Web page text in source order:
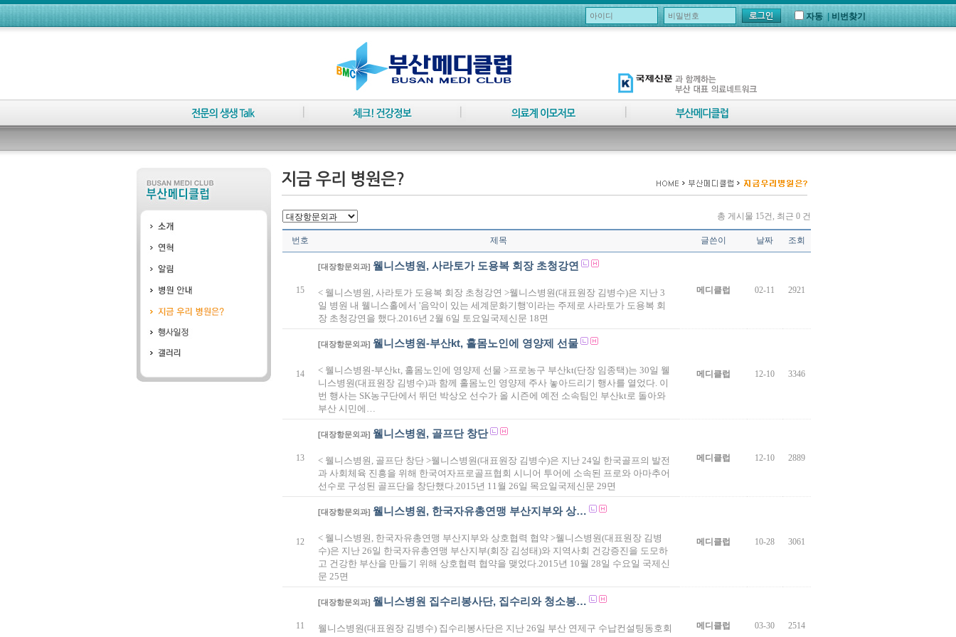
자동 비번찾기
총 게시물 15건, 최근 0 건
번호 제목 글쓴이 날짜 조회
15
[대장항문외과] 웰니스병원, 사라토가 도용복 회장 초청강연
< 웰니스병원, 사라토가 도용복 회장 초청강연 >웰니스병원(대표원장 김병수)은 지난 3
일 병원 내 웰니스홀에서 '음악이 있는 세계문화기행'이라는 주제로 사라토가 도용복 회
장 초청강연을 했다.2016년 2월 6일 토요일국제신문 18면
메디클럽 02-11 2921
14
[대장항문외과] 웰니스병원-부산kt, 홀몸노인에 영양제 선물
< 웰니스병원-부산kt, 홀몸노인에 영양제 선물 >프로농구 부산kt(단장 임종택)는 30일 웰
니스병원(대표원장 김병수)과 함께 홀몸노인 영양제 주사 놓아드리기 행사를 열었다. 이
번 행사는 SK농구단에서 뛰던 박상오 선수가 올 시즌에 예전 소속팀인 부산kt로 돌아와
부산 시민에…
메디클럽 12-10 3346
13
[대장항문외과] 웰니스병원, 골프단 창단
< 웰니스병원, 골프단 창단 >웰니스병원(대표원장 김병수)은 지난 24일 한국골프의 발전
과 사회체육 진흥을 위해 한국여자프로골프협회 시니어 투어에 소속된 프로와 아마추어
선수로 구성된 골프단을 창단했다.2015년 11월 26일 목요일국제신문 29면
메디클럽 12-10 2889
12
[대장항문외과] 웰니스병원, 한국자유총연맹 부산지부와 상…
< 웰니스병원, 한국자유총연맹 부산지부와 상호협력 협약 >웰니스병원(대표원장 김병
수)은 지난 26일 한국자유총연맹 부산지부(회장 김성태)와 지역사회 건강증진을 도모하
고 건강한 부산을 만들기 위해 상호협력 협약을 맺었다.2015년 10월 28일 수요일 국제신
문 25면
메디클럽 10-28 3061
11
[대장항문외과] 웰니스병원 집수리봉사단, 집수리와 청소봉…
웰니스병원(대표원장 김병수) 집수리봉사단은 지난 26일 부산 연제구 수납컨설팅동호회
메디클럽 03-30 2514